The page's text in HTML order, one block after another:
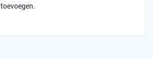
toevoegen.